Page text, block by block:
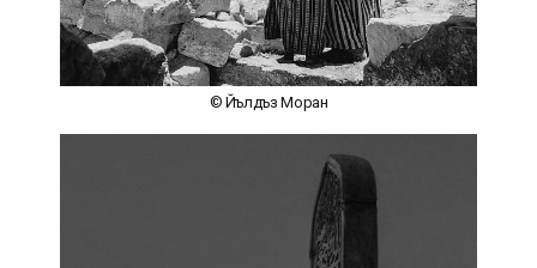
© Йълдъз Моран